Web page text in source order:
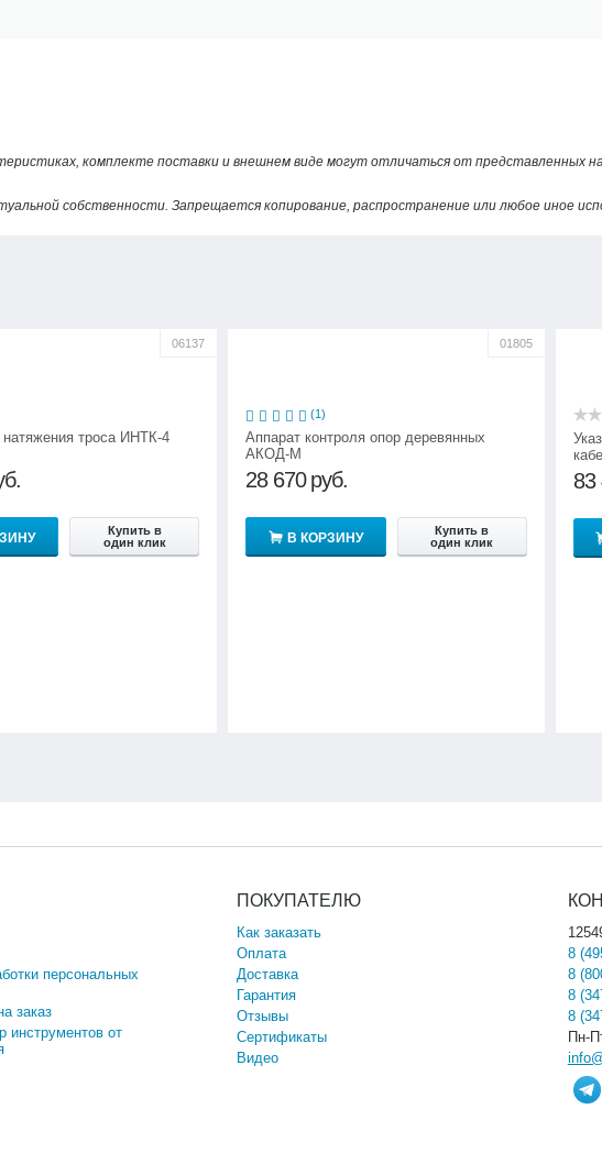
комплекте поставки и внешнем виде могут отличаться от представленных
собственности. Запрещается копирование, распространение или любое иное
06137
натяжения троса ИНТК-4
Купить в
один клик
01805
(1)
Аппарат контроля опор деревянных
АКОД-М
28 670 руб.
В КОРЗИНУ
Купить в
один клик
83
персональных
заказ
инструментов от
ПОКУПАТЕЛЮ
Как заказать
Оплата
Доставка
Гарантия
Отзывы
Сертификаты
Видео
8
8
8
8
Пн-